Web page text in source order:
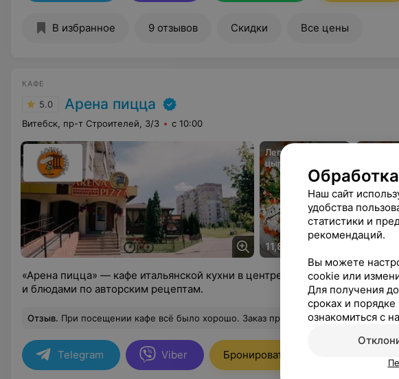
В избранное 9 отзывов Скидки Все цены
КАФЕ
5.0 Арена пицца
Витебск, пр-т Строителей, 3/3 с 10:00
Лепешка роти с
цыпленком и
салатом чука
11,80 руб.
соусом
«Арена пицца» — кафе итальянской кухни в центре Витебска с уютной
и блюдами по авторским рецептам.
Отзыв. При посещении кафе всё было хорошо. Заказ принесли быстро,а самое главное - вкусно. Нас обслуживала Дарья вроде,которая выполнила свои обязанности на высшем уровне. Зарядила настроением своей улыбкой на весь оставшийся день. Ещё
Telegram Viber Бронировать
Наш сайт
удобства
статистики и
рекомендаций.
Вы можете
cookie или
Для получения
сроках и
ознакомиться с